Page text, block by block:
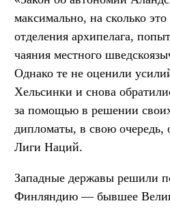
максимально, на сколько
отделения архипелага,
чаяния местного
Однако те не оценили
Хельсинки и снова
за помощью в решении
дипломаты, в свою очередь,
Лиги Наций.
Западные державы решили
Финляндию — бывшее